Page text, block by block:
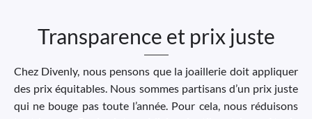
Transparence et prix juste
Chez Divenly, nous pensons que la joaillerie doit appliquer
des prix équitables. Nous sommes partisans d’un prix juste
qui ne bouge pas toute l’année. Pour cela, nous réduisons